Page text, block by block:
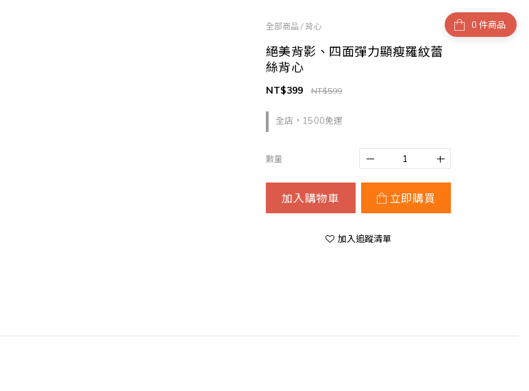
件商品
全部商品 / 背心
絕美背影、四面彈力顯瘦羅紋蕾
絲背心
全店，1500免運
NT$599
NT$399
數量
加入購物車 立即購買
加入追蹤清單